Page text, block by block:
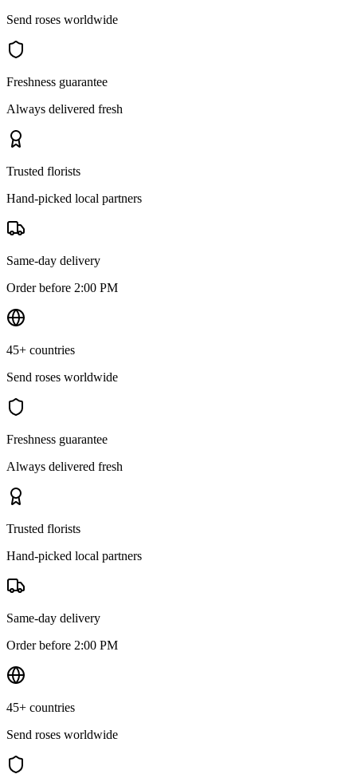
Send roses worldwide
Freshness guarantee
Always delivered fresh
Trusted florists
Hand-picked local partners
Same-day delivery
Order before 2:00 PM
45+ countries
Send roses worldwide
Freshness guarantee
Always delivered fresh
Trusted florists
Hand-picked local partners
Same-day delivery
Order before 2:00 PM
45+ countries
Send roses worldwide